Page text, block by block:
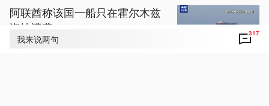
我来说两句 317
阿联酋称该国一船只在霍尔木兹
海峡遭袭